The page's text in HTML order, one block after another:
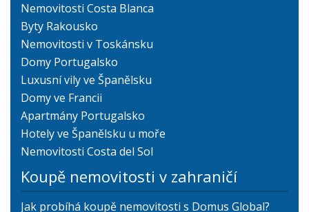
Nemovitosti Costa Blanca
Byty Rakousko
Nemovitosti v Toskánsku
Domy Portugalsko
Luxusní vily ve Španělsku
Domy ve Francii
Apartmány Portugalsko
Hotely ve Španělsku u moře
Nemovitosti Costa del Sol
Koupě nemovitosti v zahraničí
Jak probíhá koupě nemovitosti s Domus Global?